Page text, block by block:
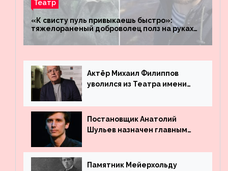
Театр
«К свисту пуль привыкаешь быстро»:
тяжелораненый доброволец полз на руках
четыре километра через заминированное
поле
Актёр Михаил Филиппов
уволился из Театра имени
Постановщик Анатолий
Шульев назначен главным
Вахтангова
Памятник Мейерхольду